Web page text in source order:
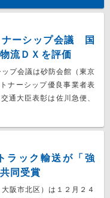
ナーシップ会議 国
流ＤＸを評価
プ会議は砂防会館（東京
ナーシップ優良事業者表
通大臣表彰は佐川急便、
ック輸送が「強
同受賞
阪市北区）は１２月２４